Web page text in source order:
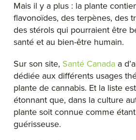
Mais il y a plus : la plante
flavonoïdes, des terpènes, des
des stérols qui pourraient être
santé et au bien-être humain.
Sur son site, Santé Canada a
dédiée aux différents usages
plante de cannabis. Et la liste
étonnant que, dans la culture
plante soit connue comme
guérisseuse.